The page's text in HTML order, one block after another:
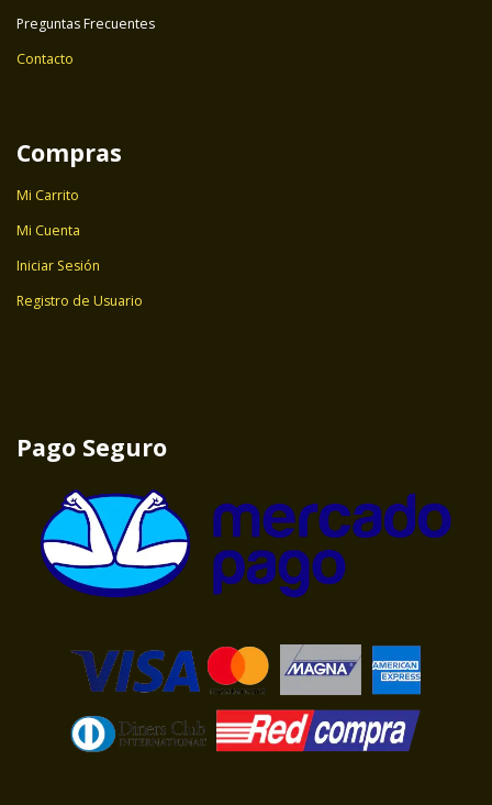
Preguntas Frecuentes
Contacto
Compras
Mi Carrito
Mi Cuenta
Iniciar Sesión
Registro de Usuario
Pago Seguro